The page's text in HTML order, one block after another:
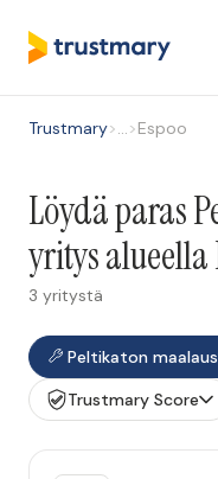
Trustmary>…>Espoo
Löydä paras
yritys alueella
3 yritystä
Peltikaton maalaus
Trustmary Score